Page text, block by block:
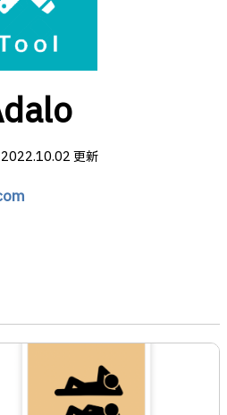
2022.10.02 更新